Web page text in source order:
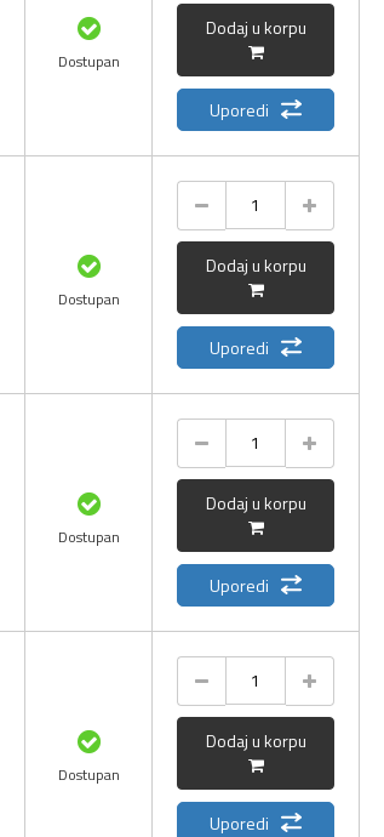
Dostupan
Dodaj u korpu
Uporedi
Dostupan
Dodaj u korpu
Uporedi
Dostupan
Dodaj u korpu
Uporedi
Dostupan
Dodaj u korpu
Uporedi